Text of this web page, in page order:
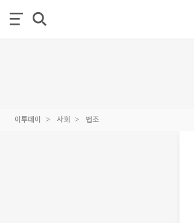
이투데이 사회 법조